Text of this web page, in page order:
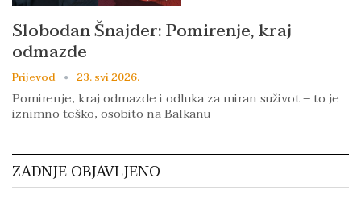
Slobodan Šnajder: Pomirenje, kraj
odmazde
Prijevod 23. svi 2026.
Pomirenje, kraj odmazde i odluka za miran suživot – to je
iznimno teško, osobito na Balkanu
ZADNJE OBJAVLJENO